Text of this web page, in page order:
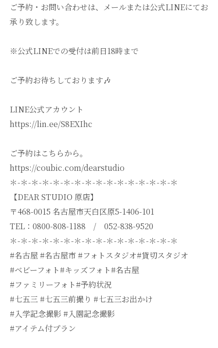
ご予約・お問い合わせは、メールまたは公式LINEにてお
承り致します。
※公式LINEでの受付は前日18時まで
ご予約お待ちしております🎶
LINE公式アカウント
https://lin.ee/S8EXIhc
ご予約はこちらから。
https://coubic.com/dearstudio
＊-＊-＊-＊-＊-＊-＊-＊-＊-＊-＊-＊-＊-＊-＊-＊
【DEAR STUDIO 原店】
〒468-0015 名古屋市天白区原5-1406-101
TEL：0800-808-1188 / 052-838-9520
＊-＊-＊-＊-＊-＊-＊-＊-＊-＊-＊-＊-＊-＊-＊-＊
#名古屋 #名古屋市 #フォトスタジオ#貸切スタジオ
#ベビーフォト#キッズフォト#名古屋
#ファミリーフォト#予約状況
#七五三 #七五三前撮り #七五三お出かけ
#入学記念撮影 #入園記念撮影
#アイテム付プラン